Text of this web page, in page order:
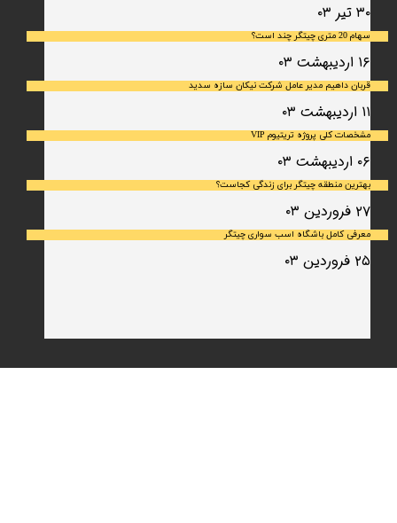
۳۰ تیر ۰۳
سهام 20 متری چیتگر چند است؟
۱۶ اردیبهشت ۰۳
قربان داهیم مدیر عامل شرکت نیکان سازه سدید
۱۱ اردیبهشت ۰۳
مشخصات کلی پروژه تریتیوم VIP
۰۶ اردیبهشت ۰۳
بهترین منطقه چیتگر برای زندگی کجاست؟
۲۷ فروردین ۰۳
معرفی کامل باشگاه اسب سواری چیتگر
۲۵ فروردین ۰۳